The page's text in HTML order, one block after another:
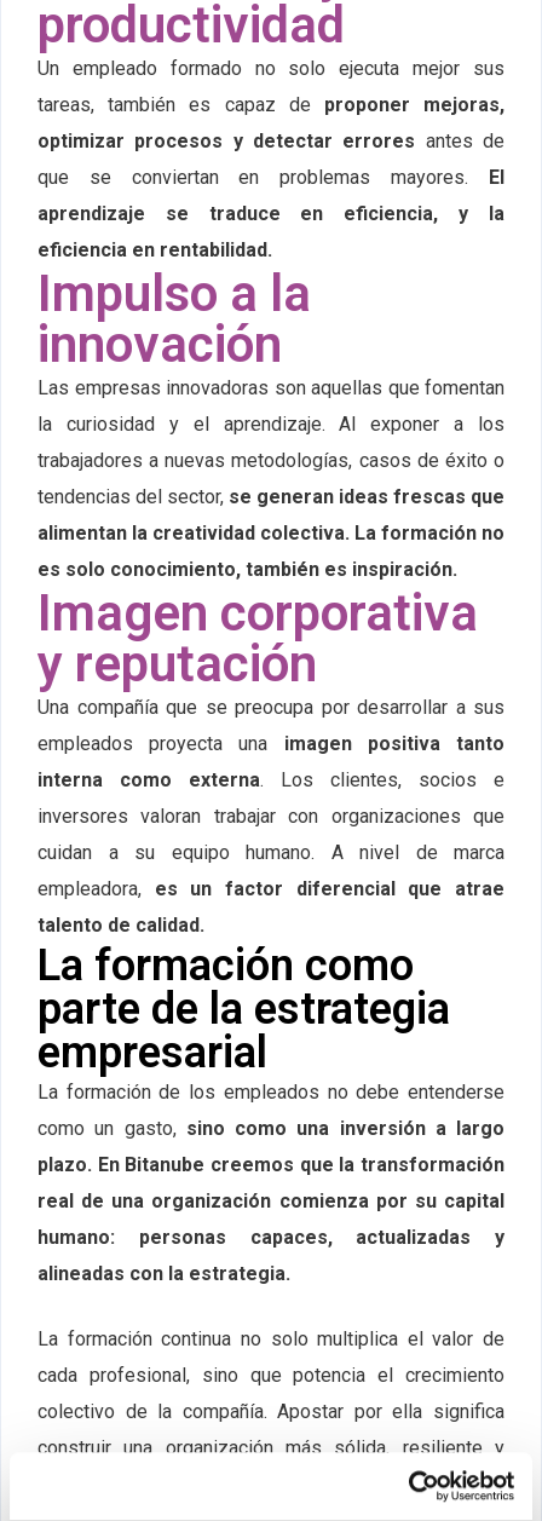
productividad
Un empleado formado no solo ejecuta mejor sus
tareas, también es capaz de proponer mejoras,
optimizar procesos y detectar errores antes de
que se conviertan en problemas mayores.
El
aprendizaje se traduce en eficiencia, y la
eficiencia en rentabilidad.
Impulso a la
innovación
Las empresas innovadoras son aquellas que fomentan
la curiosidad y el aprendizaje. Al exponer a los
trabajadores a nuevas metodologías, casos de éxito o
tendencias del sector, se generan ideas frescas que
alimentan la creatividad colectiva. La formación no
es solo conocimiento, también es inspiración.
Imagen corporativa
y reputación
Una compañía que se preocupa por desarrollar a sus
empleados proyecta una imagen positiva tanto
interna como externa. Los clientes, socios e
inversores valoran trabajar con organizaciones que
cuidan a su equipo humano. A nivel de marca
empleadora, es un factor diferencial que atrae
talento de calidad.
La formación como
parte de la estrategia
empresarial
La formación de los empleados no debe entenderse
como un gasto, sino como una inversión a largo
plazo. En Bitanube creemos que la transformación
real de una organización comienza por su capital
humano: personas capaces, actualizadas y
alineadas con la estrategia.
La formación continua no solo multiplica el valor de
cada profesional, sino que potencia el crecimiento
colectivo de la compañía. Apostar por ella significa
construir una organización más sólida, resiliente y